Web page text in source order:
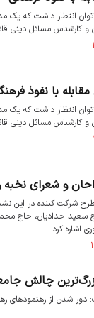
توان انتظار داشت که
و کارشناس مسائل دینی
مقابله با نفوذ
توان انتظار داشت که
و کارشناس مسائل دینی
و شعرای نخبه و
کننده در این نشست
سعید حدادیان، حاج
اشاره کرد.
چالش
دور شدن از رهنمودهای